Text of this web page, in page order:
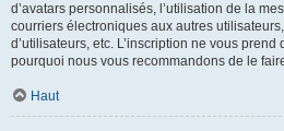
d’avatars personnalisés, l’utilisation de la
courriers électroniques aux autres
d’utilisateurs, etc. L’inscription ne vous prend
pourquoi nous vous recommandons de le
Haut